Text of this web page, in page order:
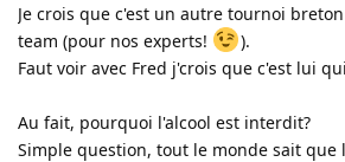
Je crois que c'est un autre tournoi
team (pour nos experts!
).
Faut voir avec Fred j'crois que c'est lui
Au fait, pourquoi l'alcool est interdit?
Simple question, tout le monde sait que